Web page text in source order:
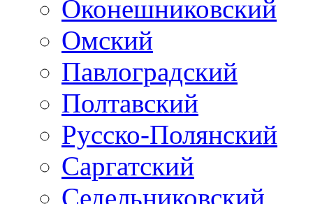
Оконешниковский
Омский
Павлоградский
Полтавский
Русско-Полянский
Саргатский
Седельниковский